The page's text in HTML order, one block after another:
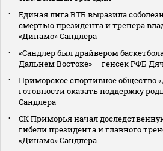
Единая лига ВТБ выразила
смертью президента и тренера
«Динамо» Сандлера
«Сандлер был драйвером
Дальнем Востоке» — генсек РФБ
Приморское спортивное общество
готовности оказать поддержку
Сандлера
СК Приморья начал
гибели президента и главного
«Динамо» Сандлера